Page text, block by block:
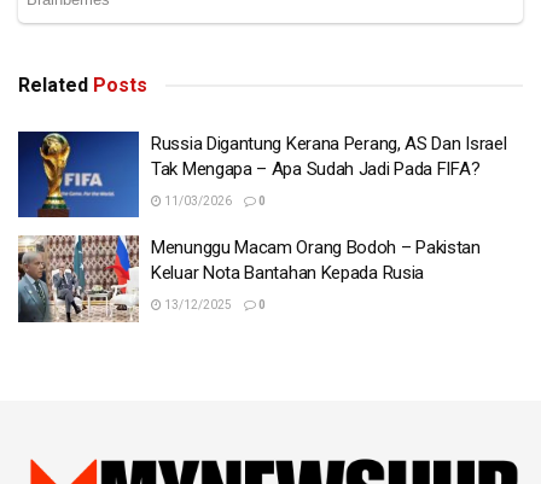
Related Posts
Russia Digantung Kerana Perang, AS Dan Israel
Tak Mengapa – Apa Sudah Jadi Pada FIFA?
11/03/2026 0
Menunggu Macam Orang Bodoh – Pakistan
Keluar Nota Bantahan Kepada Rusia
13/12/2025 0